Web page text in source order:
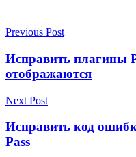
Previous Post
Исправить плагины
отображаются
Next Post
Исправить код
Pass